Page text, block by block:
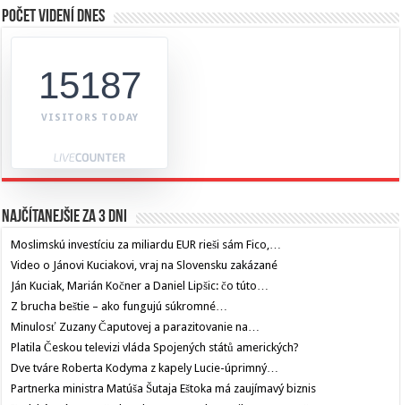
Počet videní dnes
15187
VISITORS TODAY
Najčítanejšie za 3 dni
Moslimskú investíciu za miliardu EUR rieši sám Fico,…
Video o Jánovi Kuciakovi, vraj na Slovensku zakázané
Ján Kuciak, Marián Kočner a Daniel Lipšic: čo túto…
Z brucha beštie – ako fungujú súkromné…
Minulosť Zuzany Čaputovej a parazitovanie na…
Platila Českou televizi vláda Spojených států amerických?
Dve tváre Roberta Kodyma z kapely Lucie-úprimný…
Partnerka ministra Matúša Šutaja Eštoka má zaujímavý biznis